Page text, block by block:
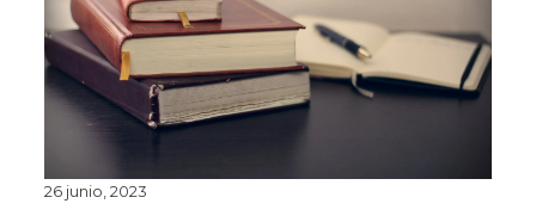
26 junio, 2023